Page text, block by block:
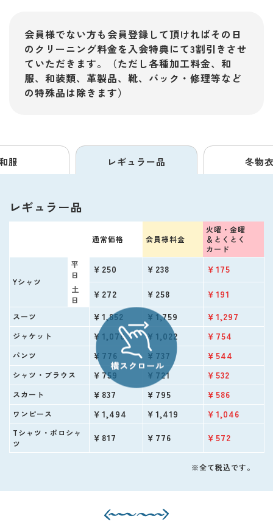
会員様でない方も会員登録して頂ければその日
のクリーニング料金を入会特典にて3割引きさせ
ていただきます。（ただし各種加工料金、和
服、和装類、革製品、靴、バック・修理等など
の特殊品は除きます）
服 レギュラー品 冬物
レギュラー品
通常価格 会員様料金
火曜・金曜
＆ とくとく
カード
Yシャツ
平
日
￥250 ￥238 ￥175
土
日
￥272 ￥258 ￥191
スーツ ￥1,852 ￥1,759 ￥1,297
ジャケット ￥1,076 ￥1,022 ￥754
パンツ ￥776 ￥737 ￥544
シャツ・ブラウス ￥759 ￥721 ￥532
スカート ￥837 ￥795 ￥586
ワンピース ￥1,494 ￥1,419 ￥1,046
Tシャツ・ポロシャ
ツ
￥817 ￥776 ￥572
※全て税込です。